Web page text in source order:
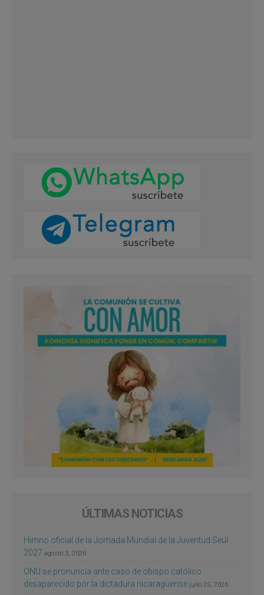
ÚLTIMAS NOTICIAS
Himno oficial de la Jornada Mundial de la Juventud Seúl
2027 agosto 3, 2026
ONU se pronuncia ante caso de obispo católico
desaparecido por la dictadura nicaragüense julio 25, 2026